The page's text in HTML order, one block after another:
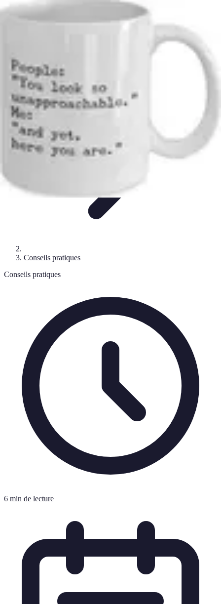
Shopping Accessible
AccessibilitéGuides pratiques
Conseils pratiques
Conseils pratiques
6 min de lecture